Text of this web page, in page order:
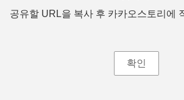
공유할 URL을 복사 후 카카오스토리에
확인